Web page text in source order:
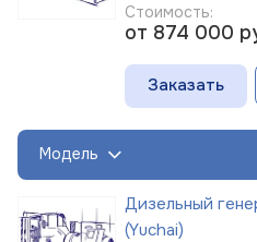
Стоимость:
от 874 000
Заказать
Модель
Дизельный
(Yuchai)